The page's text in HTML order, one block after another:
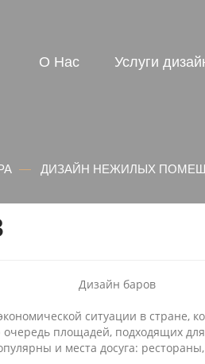
О Нас Услуги
― ДИЗАЙН НЕЖИЛЫХ
ситуации в стране,
очередь площадей, подходящих
и места досуга: